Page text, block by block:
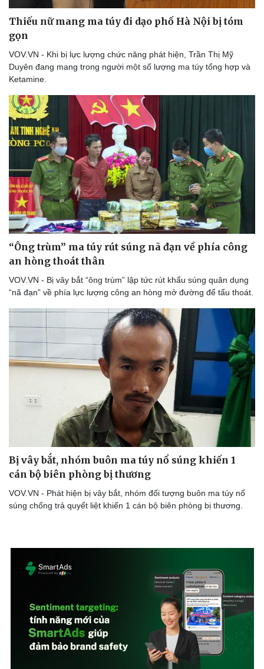
Thể thao
Bóng đá
Lịch thi đấu bóng đá
Thế giới thể thao
Hậu trường
Ô tô
Xe máy
Tư vấn
Thiếu nữ mang ma túy đi dạo phố Hà Nội bị tóm
gọn
VOV.VN - Khi bị lực lượng chức năng phát hiện, Trần Thị Mỹ
Duyên đang mang trong người một số lượng ma túy tổng hợp và
Ketamine.
“Ông trùm” ma túy rút súng nã đạn về phía công
an hòng thoát thân
VOV.VN - Bị vây bắt “ông trùm” lập tức rút khẩu súng quân dụng
“nã đạn” về phía lực lượng công an hòng mở đường để tẩu thoát.
Bị vây bắt, nhóm buôn ma túy nổ súng khiến 1
cán bộ biên phòng bị thương
VOV.VN - Phát hiện bị vây bắt, nhóm đối tượng buôn ma túy nổ
súng chống trả quyết liệt khiến 1 cán bộ biên phòng bị thương.